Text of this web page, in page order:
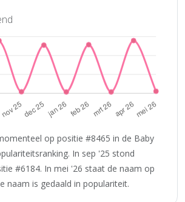
op positie #8465 in de Baby
In sep '25 stond
#6184. In mei '26 staat de naam op
naam is gedaald in populariteit.